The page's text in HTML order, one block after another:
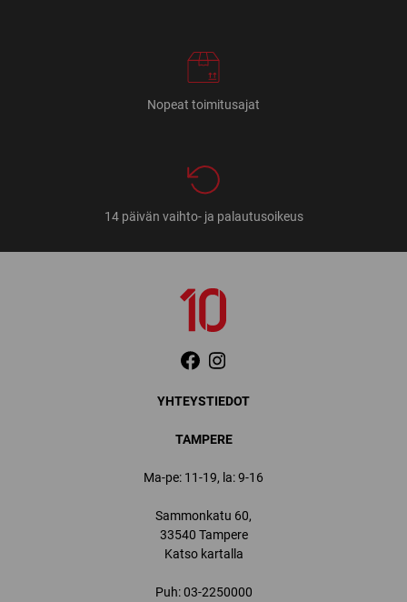
Nopeat toimitusajat
14 päivän vaihto- ja palautusoikeus
YHTEYSTIEDOT
TAMPERE
Ma-pe: 11-19, la: 9-16
Sammonkatu 60,
33540 Tampere
Katso kartalla
Puh:03-2250000